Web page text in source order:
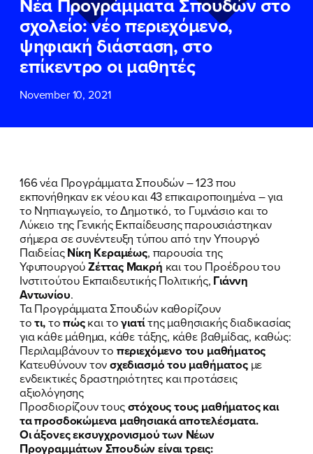
σχολείο: νέο περιεχόμενο,
ψηφιακή διάσταση, στο
επίκεντρο οι μαθητές
November 10, 2021
166 νέα Προγράμματα Σπουδών – 123 που
εκπονήθηκαν εκ νέου και 43 επικαιροποιημένα – για
το Νηπιαγωγείο, το Δημοτικό, το Γυμνάσιο και το
Λύκειο της Γενικής Εκπαίδευσης παρουσιάστηκαν
σήμερα σε συνέντευξη τύπου από την Υπουργό
ΠαιδείαςΝίκη Κεραμέως, παρουσία της
ΥφυπουργούΖέττας Μακρή και του Προέδρου του
Ινστιτούτου Εκπαιδευτικής Πολιτικής, Γιάννη
Αντωνίου.
Τα Προγράμματα Σπουδών καθορίζουν
τοτι,τοπώςκαι τογιατίτης μαθησιακής διαδικασίας
για κάθε μάθημα, κάθε τάξης, κάθε βαθμίδας, καθώς:
Περιλαμβάνουν το περιεχόμενο του μαθήματος
Κατευθύνουν τονσχεδιασμό του μαθήματοςμε
ενδεικτικές δραστηριότητες και προτάσεις
αξιολόγησης
Προσδιορίζουν τουςστόχους τους μαθήματος και
τα προσδοκώμενα μαθησιακά αποτελέσματα.
Οι άξονες εκσυγχρονισμού των Νέων
Προγραμμάτων Σπουδών είναι τρεις:
ΕΠΙΘΕΤΟ*
ΤΗΛΕΦΩΝΟ *
EMAIL
Δεδομένων
και τους τους
Χρήσηςτου δικτυακού τόπου του
Πολιτικού Γραφείου της Βουλευτού
Νίκης Κεραμέως
ΥΠΟΒΟΛΗ
ΕΠΙΘΕΤΟ*
ΤΗΛΕΦΩΝΟ
EMAIL
Δεδομένων
και τους τους
Χρήσηςτου δικτυακού τόπου του
Πολιτικού Γραφείου της Βουλευτού
Νίκης Κεραμέως
ΥΠΟΒΟΛΗ